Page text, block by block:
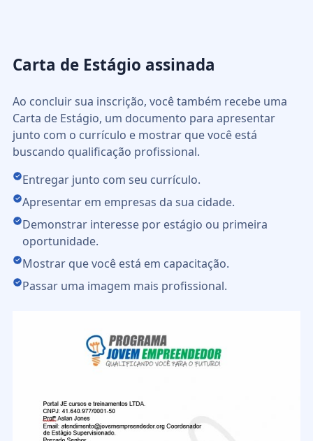
Carta de Estágio assinada
Ao concluir sua inscrição, você também recebe uma
Carta de Estágio, um documento para apresentar
junto com o currículo e mostrar que você está
buscando qualificação profissional.
Entregar junto com seu currículo.
Apresentar em empresas da sua cidade.
Demonstrar interesse por estágio ou primeira
oportunidade.
Mostrar que você está em capacitação.
Passar uma imagem mais profissional.